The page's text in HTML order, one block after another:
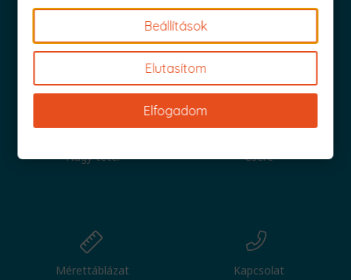
Iratkozz fel és küldjük is az 1000 Ft értékű kuponod!
Nagy tétel Csere
Mérettáblázat Kapcsolat
Beállítások
Elutasítom
Elfogadom